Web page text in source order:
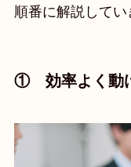
順番に解説してい
① 効率よく動